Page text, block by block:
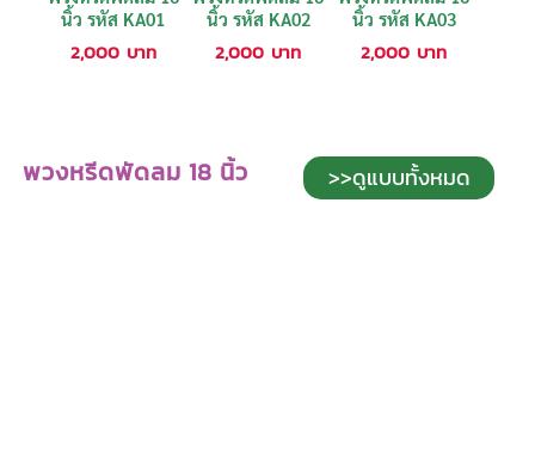
นิ้ว รหัส KA01
2,000 บาท
นิ้ว รหัส KA02
2,000 บาท
นิ้ว รหัส KA03
2,000 บาท
พวงหรีดพัดลม 18 นิ้ว >>ดูแบบทั้งหมด